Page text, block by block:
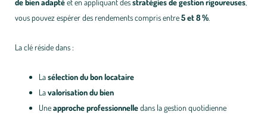
vous pouvez espérer des rendements compris entre5 et 8 %
La clé réside dans :
Lasélection du bon locataire
Lavalorisation du bien
Uneapproche professionnelledans la gestion quotidienne